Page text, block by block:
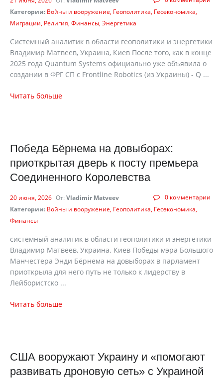
Категории: Войны и вооружение Геополитика Геоэкономика
Миграции Религия Финансы Энергетика
Системный аналитик в области геополитики и энергетики
Владимир Матвеев, Украина, Киев После того, как в конце
2025 года Quantum Systems официально уже объявила о
создании в ФРГ СП с Frontline Robotics (из Украины) - Q ...
Читать больше
Победа Бёрнема на довыборах:
приоткрытая дверь к посту премьера
Соединенного Королевства
0 комментарии
20 июня, 2026 От: Vladimir Matveev
Категории: Войны и вооружение Геополитика Геоэкономика
Финансы
cистемный аналитик в области геополитики и энергетики
Владимир Матвеев, Украина. Киев Победы мэра Большого
Манчестера Энди Бёрнема на довыборах в парламент
приоткрыла для него путь не только к лидерству в
Лейбористско ...
Читать больше
США вооружают Украину и «помогают
развивать дроновую сеть» с Украиной